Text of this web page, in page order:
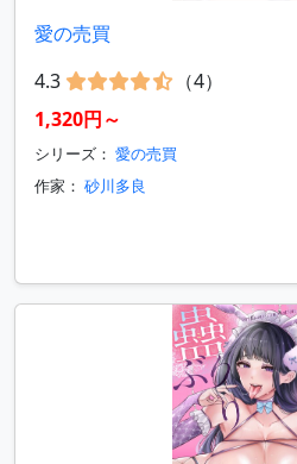
愛の売買
4.3
（4）
1,320円～
シリーズ： 愛の売買
作家： 砂川多良